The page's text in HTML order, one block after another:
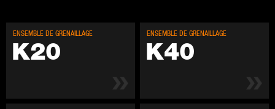
EN­SEMBLE DE GRE­NAIL­LAGE
K20
EN­SEMBLE DE GRE­NAIL­LAGE
K40